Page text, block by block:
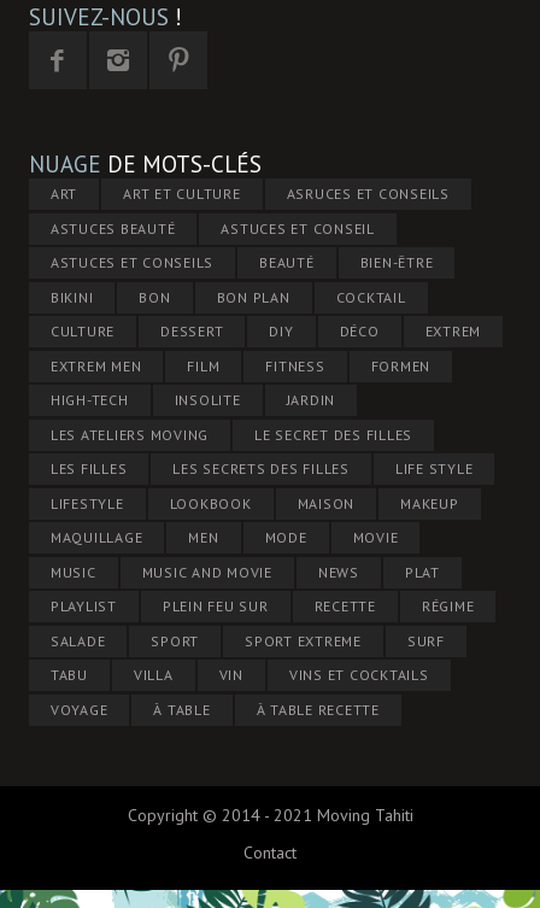
SUIVEZ-NOUS !
NUAGE DE MOTS-CLÉS
ART ART ET CULTURE
ASRUCES ET CONSEILS
ASTUCES BEAUTÉ
ASTUCES ET CONSEIL
ASTUCES ET CONSEILS
BEAUTÉ
BIEN-ÊTRE
BIKINI
BON BON PLAN
COCKTAIL
CULTURE
DESSERT DIY DÉCO
EXTREM
EXTREM MEN
FILM FITNESS
FORMEN
HIGH-TECH
INSOLITE
JARDIN
LES ATELIERS MOVING
LE SECRET DES FILLES
LES FILLES
LES SECRETS DES FILLES
LIFE STYLE
LIFESTYLE
LOOKBOOK MAISON
MAKEUP
MAQUILLAGE
MEN MODE
MOVIE
MUSIC
MUSIC AND MOVIE NEWS
PLAT
PLAYLIST
PLEIN FEU SUR RECETTE
RÉGIME
SALADE
SPORT SPORT EXTREME
SURF
TABU
VILLA VIN
VINS ET COCKTAILS
VOYAGE
À TABLE À TABLE RECETTE
Copyright © 2014 - 2021 Moving Tahiti
Contact